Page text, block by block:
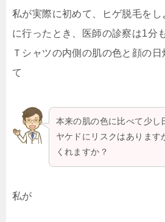
私が実際に初めて、ヒゲ脱毛を
に行ったとき、医師の診察は1分
Ｔシャツの内側の肌の色と顔の
て
本来の肌の色に比べて少し
ヤケドにリスクはあります
くれますか？
私が